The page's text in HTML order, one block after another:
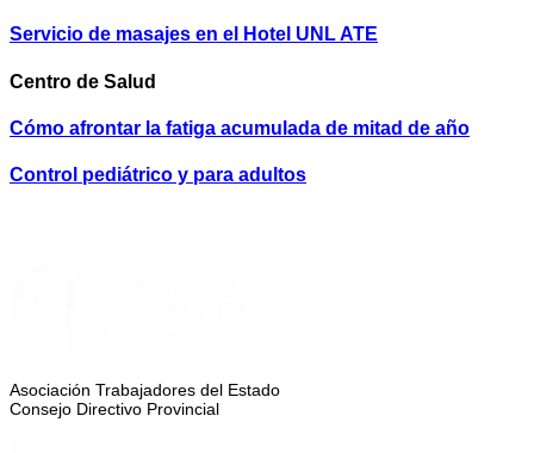
Servicio de masajes en el Hotel UNL ATE
Centro de Salud
Cómo afrontar la fatiga acumulada de mitad de año
Control pediátrico y para adultos
Asociación Trabajadores del Estado
Consejo Directivo Provincial